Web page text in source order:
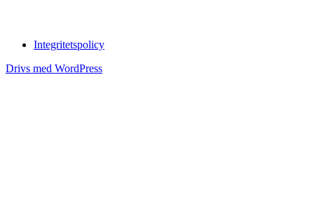
Integritetspolicy
Drivs med WordPress